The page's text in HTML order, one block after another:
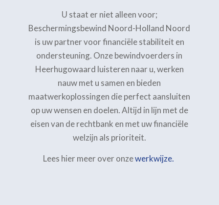
U staat er niet alleen voor;
Beschermingsbewind Noord-Holland Noord
is uw partner voor financiële stabiliteit en
ondersteuning. Onze bewindvoerders in
Heerhugowaard luisteren naar u, werken
nauw met u samen en bieden
maatwerkoplossingen die perfect aansluiten
op uw wensen en doelen. Altijd in lijn met de
eisen van de rechtbank en met uw financiële
welzijn als prioriteit.
Lees hier meer over onzewerkwijze.